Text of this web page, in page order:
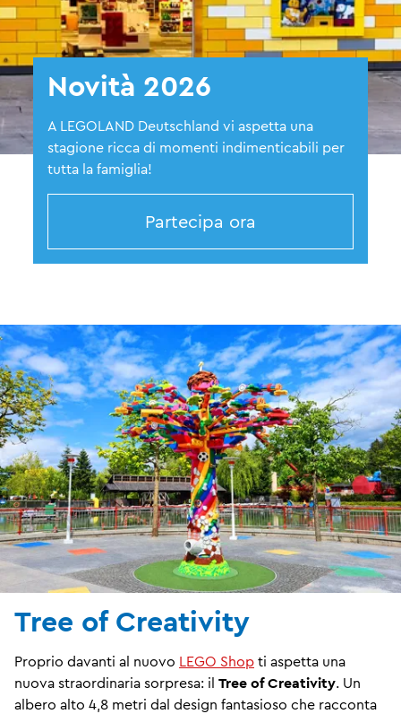
Novità 2026
A LEGOLAND Deutschland vi aspetta una
stagione ricca di momenti indimenticabili per
tutta la famiglia!
Partecipa ora
Tree of Creativity
Proprio davanti al nuovo LEGO Shop ti aspetta una
nuova straordinaria sorpresa: il Tree of Creativity. Un
albero alto 4,8 metri dal design fantasioso che racconta